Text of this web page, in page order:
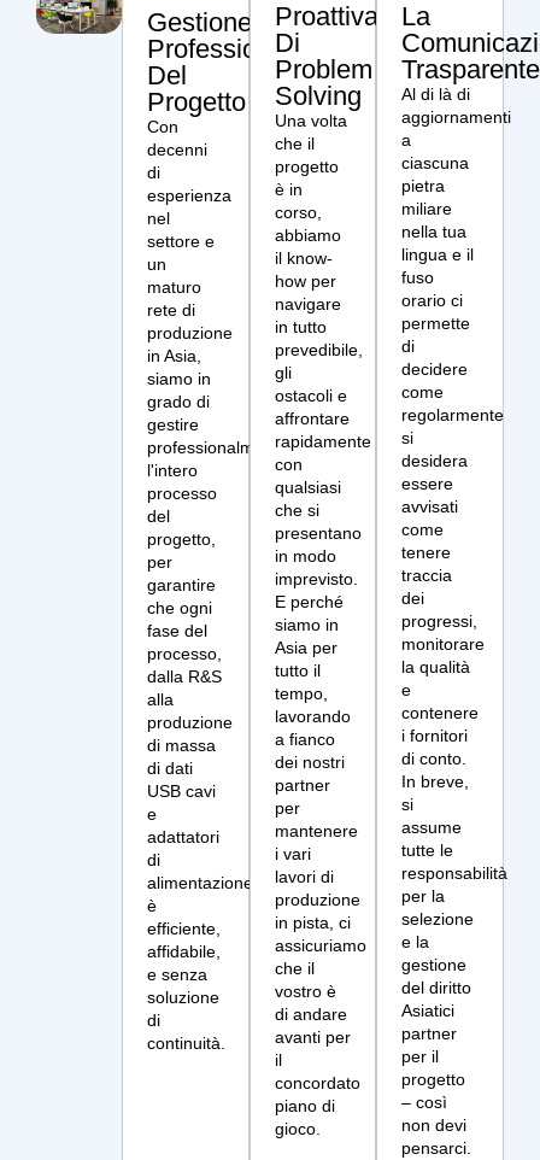
Gestione
Professionale
Del
Progetto
Con
decenni
di
esperienza
nel
settore e
un
maturo
rete di
produzione
in Asia,
siamo in
grado di
gestire
professionalmente
l'intero
processo
del
progetto,
per
garantire
che ogni
fase del
processo,
dalla R&S
alla
produzione
di massa
di dati
USB cavi
e
adattatori
di
alimentazione
è
efficiente,
affidabile,
e senza
soluzione
di
continuità.
Proattiva
Di
Problem
Solving
Una volta
che il
progetto
è in
corso,
abbiamo
il know-
how per
navigare
in tutto
prevedibile,
gli
ostacoli e
affrontare
rapidamente
con
qualsiasi
che si
presentano
in modo
imprevisto.
E perché
siamo in
Asia per
tutto il
tempo,
lavorando
a fianco
dei nostri
partner
per
mantenere
i vari
lavori di
produzione
in pista, ci
assicuriamo
che il
vostro è
di andare
avanti per
il
concordato
piano di
gioco.
La
Trasparente
Al di là di
aggiornamenti
a
ciascuna
pietra
miliare
nella tua
lingua e il
fuso
orario ci
permette
di
decidere
come
regolarmente
si
desidera
essere
avvisati
come
tenere
traccia
dei
progressi,
monitorare
la qualità
e
contenere
i fornitori
di conto.
In breve,
si
assume
tutte le
responsabilità
per la
selezione
e la
gestione
del diritto
Asiatici
partner
per il
progetto
– così
non devi
pensarci.